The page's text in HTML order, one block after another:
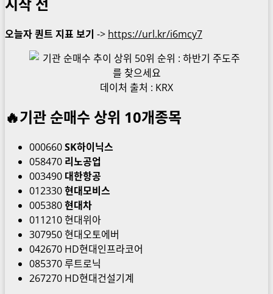
오늘자 퀀트 지표 보기 -> https://url.kr/i6mcy7
데이처 출처 : KRX
🔥기관 순매수 상위 10개종목
000660SK하이닉스
058470 리노공업
003490 대한항공
012330현대모비스
005380현대차
011210 현대위아
307950 현대오토에버
042670 HD현대인프라코어
085370 루트로닉
267270 HD현대건설기계